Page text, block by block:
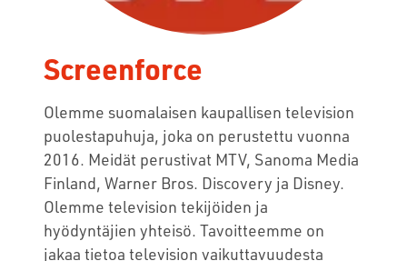
Screenforce
Olemme suomalaisen kaupallisen television
puolestapuhuja, joka on perustettu vuonna
2016. Meidät perustivat MTV, Sanoma Media
Finland, Warner Bros. Discovery ja Disney.
Olemme television tekijöiden ja
hyödyntäjien yhteisö. Tavoitteemme on
jakaa tietoa television vaikuttavuudesta